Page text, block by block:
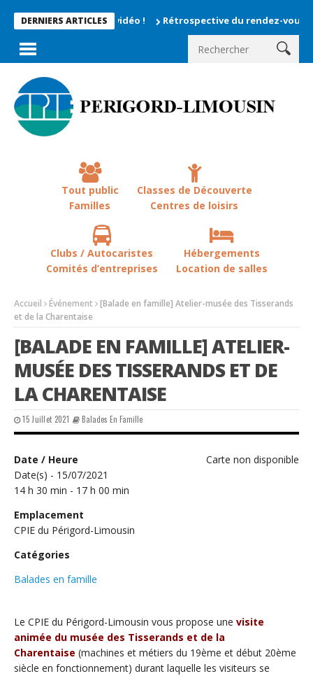
DERNIERS ARTICLES Rétrospective du rendez-vous la
Tout public
Familles
Classes de Découverte
Centres de loisirs
Clubs / Autocaristes
Comités d’entreprises
Hébergements
Location de salles
Accueil Événement
[Balade en famille] Atelier-musée des Tisserands
et de la Charentaise
[BALADE EN FAMILLE] ATELIER-
MUSÉE DES TISSERANDS ET DE
LA CHARENTAISE
15 Juillet 2021 Balades En Famille
Carte non disponible
Date / Heure
Date(s) - 15/07/2021
14 h 30 min - 17 h 00 min
Emplacement
CPIE du Périgord-Limousin
Catégories
Balades en famille
Le CPIE du Périgord-Limousin vous propose une visite
animée du musée des Tisserands et de la
Charentaise (machines et métiers du 19ème et début 20ème
siècle en fonctionnement) durant laquelle les visiteurs se